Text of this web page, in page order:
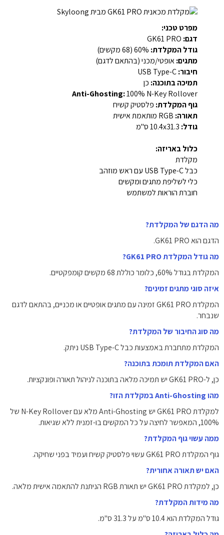
מפרט טכני:
דגם:
גודל המקלדת:
מתגים:אופטי/מכני (בהתאם לדגם)
חיבור:
תמיכה בתוכנה: כן
Anti-Ghosting:100% N-Key Rollover
גוף המקלדת: פלסטיק קשיח
תאורה:
גודל:
כלול באריזה:
מקלדת
כבל USB Type-C עם ראש מוזהב
כלי לשליפת מתגים ומקשים
חוברת הוראות למשתמש
מה הדגם של המקלדת?
הדגם הוא GK61 PRO.
מה גודל המקלדת GK61 PRO?
המקלדת בגודל 60%, כלומר כוללת 68 מקשים קומפקטיים.
איזה סוגי מתגים זמינים?
המקלדת GK61 PRO זמינה עם מתגים אופטיים או מכניים, בהתאם לדגם
שנבחר.
מה סוג החיבור של המקלדת?
המקלדת מתחברת באמצעות כבל USB Type-C ניתק.
האם המקלדת תומכת בתוכנה?
כן, ל-GK61 PRO יש תמיכה מלאה בתוכנה לניהול תאורה ופונקציות.
מהו Anti-Ghosting במקלדת הזו?
למקלדת GK61 PRO יש Anti-Ghosting מלא עם N-Key Rollover של
100%, המאפשר לחיצה על כל המקשים בו-זמנית ללא שגיאות.
ממה עשוי גוף המקלדת?
גוף המקלדת GK61 PRO עשוי פלסטיק קשיח ועמיד בפני שחיקה.
האם יש תאורה אחורית?
כן, למקלדת GK61 PRO יש תאורת RGB הניתנת להתאמה אישית מלאה.
מה מידות המקלדת?
גודל המקלדת הוא 10.4 ס"מ על 31.3 ס"מ.